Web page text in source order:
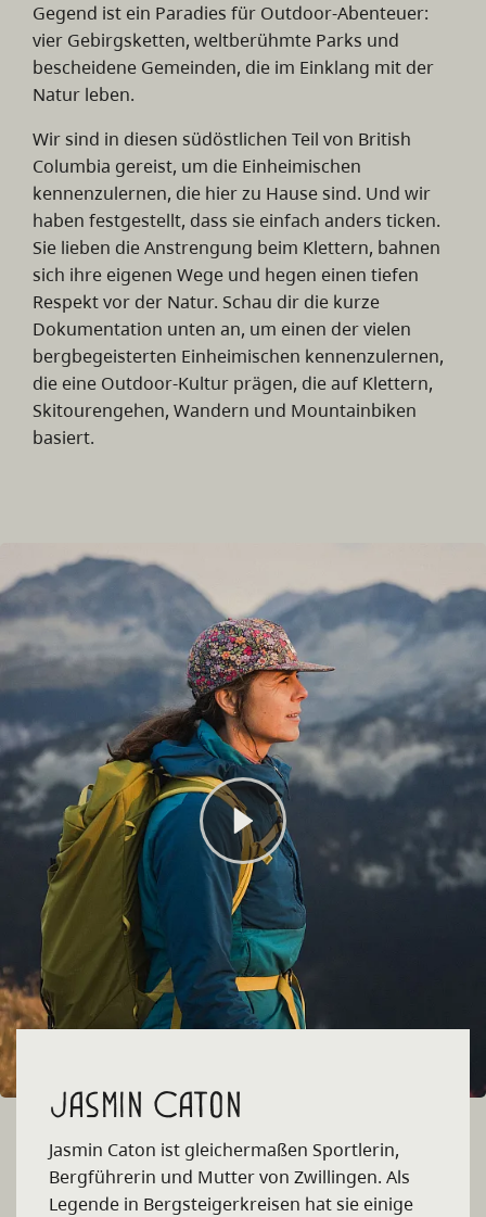
Gegend ist ein Paradies für Outdoor-Abenteuer:
vier Gebirgsketten, weltberühmte Parks und
bescheidene Gemeinden, die im Einklang mit der
Natur leben.
Wir sind in diesen südöstlichen Teil von British
Columbia gereist, um die Einheimischen
kennenzulernen, die hier zu Hause sind. Und wir
haben festgestellt, dass sie einfach anders ticken.
Sie lieben die Anstrengung beim Klettern, bahnen
sich ihre eigenen Wege und hegen einen tiefen
Respekt vor der Natur. Schau dir die kurze
Dokumentation unten an, um einen der vielen
bergbegeisterten Einheimischen kennenzulernen,
die eine Outdoor-Kultur prägen, die auf Klettern,
Skitourengehen, Wandern und Mountainbiken
basiert.
Jasmin Caton
Jasmin Caton ist gleichermaßen Sportlerin,
Bergführerin und Mutter von Zwillingen. Als
Legende in Bergsteigerkreisen hat sie einige